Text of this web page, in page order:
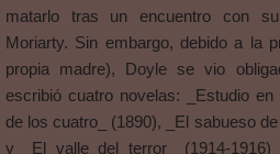
matarlo tras un encuentro con
Moriarty. Sin embargo, debido a la
propia madre), Doyle se vio
escribió cuatro novelas: _Estudio
de los cuatro_ (1890), _El sabueso
y _El valle del terror_ (1914-